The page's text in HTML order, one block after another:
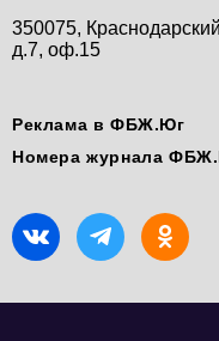
350075,
д.7, оф.15
Реклама в ФБЖ.Юг
Номера журнала